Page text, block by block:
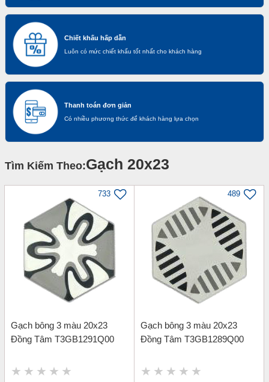
Chiết khấu hấp dẫn
Luôn có mức chiết khấu tốt nhất cho khách hàng
Thanh toán đơn giản
Có nhiều phương thức để khách hàng lựa chọn
Tìm Kiếm Theo:Gạch 20x23
733
Gạch bông 3 màu 20x23
Đồng Tâm T3GB1291Q00
489
Gạch bông 3 màu 20x23
Đồng Tâm T3GB1289Q00